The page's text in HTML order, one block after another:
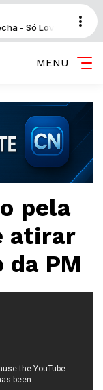
- Só Love
MENU
pela
atirar
PM